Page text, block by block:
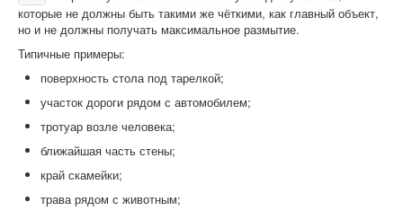
которые не должны быть такими же чёткими, как главный объект,
но и не должны получать максимальное размытие.
Типичные примеры:
поверхность стола под тарелкой;
участок дороги рядом с автомобилем;
тротуар возле человека;
ближайшая часть стены;
край скамейки;
трава рядом с животным;